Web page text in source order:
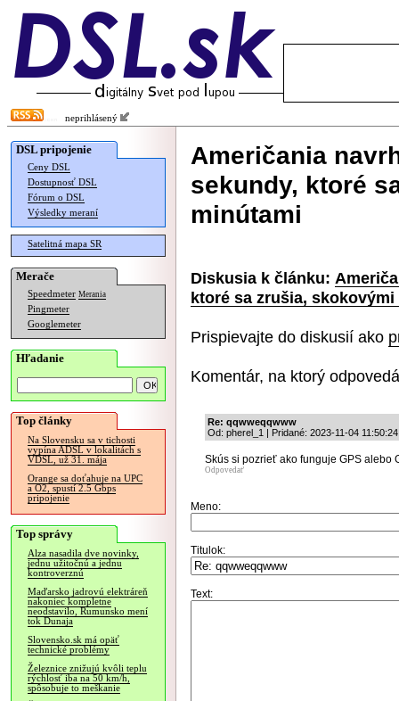
neprihlásený
DSL pripojenie
Ceny DSL
Dostupnosť DSL
Fórum o DSL
Výsledky meraní
Satelitná mapa SR
Merače
Speedmeter Merania
Pingmeter
Googlemeter
Hľadanie
Top články
Na Slovensku sa v tichosti
vypína ADSL v lokalitách s
VDSL, už 31. mája
Orange sa doťahuje na UPC
a O2, spustí 2.5 Gbps
pripojenie
Top správy
Alza nasadila dve novinky,
jednu užitočnú a jednu
kontroverznú
Maďarsko jadrovú elektráreň
nakoniec kompletne
neodstavilo, Rumunsko mení
tok Dunaja
Slovensko.sk má opäť
technické problémy
Železnice znižujú kvôli teplu
rýchlosť iba na 50 km/h,
spôsobuje to meškanie
Američania
sekundy, ktoré
minútami
Diskusia k článku:
ktoré sa zrušia,
Prispievajte do diskusií ako
Komentár, na ktorý
Re: qqwweqqwww
Od: pherel_1 | Pridané: 2023-11-04 11:50:24
Skús si pozrieť ako funguje GPS alebo
Odpovedať
Meno:
Titulok:
Text: